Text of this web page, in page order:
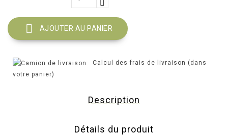
 AJOUTER AU PANIER
Calcul des frais de livraison (dans
votre panier)
Description
Détails du produit